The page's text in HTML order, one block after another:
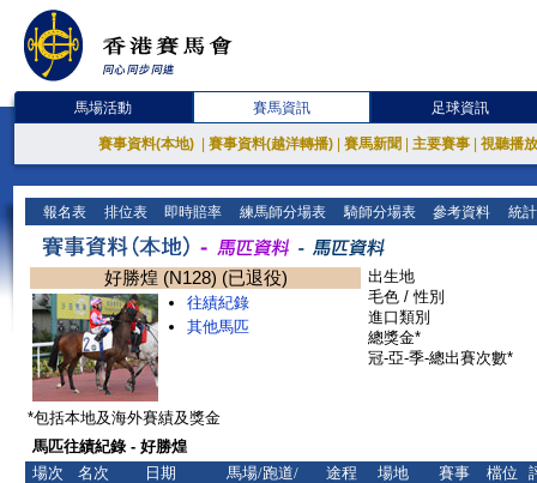
馬場活動 賽馬資訊 足球資訊
賽事資料(本地) 賽事資料(越洋轉播) 賽馬新聞 主要賽事 視聽播
報名表 排位表 即時賠率 練馬師分場表 騎師分場表 參考資料 統
好勝煌 (N128) (已退役)
往績紀錄
其他馬匹
出生地
毛色 / 性別
進口類別
總獎金*
冠-亞-季-總出賽次數*
*包括本地及海外賽績及獎金
馬匹往績紀錄 - 好勝煌
場次
名次 日期
馬場/跑道/
途程
場地
賽事
檔位